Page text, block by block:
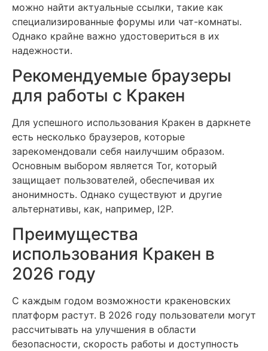
можно найти актуальные ссылки, такие как
специализированные форумы или чат-комнаты.
Однако крайне важно удостовериться в их
надежности.
Рекомендуемые браузеры
для работы с Кракен
Для успешного использования Кракен в даркнете
есть несколько браузеров, которые
зарекомендовали себя наилучшим образом.
Основным выбором является Tor, который
защищает пользователей, обеспечивая их
анонимность. Однако существуют и другие
альтернативы, как, например, I2P.
Преимущества
использования Кракен в
2026 году
С каждым годом возможности кракеновских
платформ растут. В 2026 году пользователи могут
рассчитывать на улучшения в области
безопасности, скорость работы и доступность